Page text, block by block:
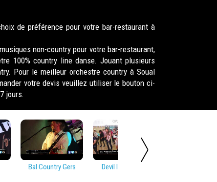
de préférence pour votre bar-restaurant à
non-country pour votre bar-restaurant,
100% country line danse. Jouant plusieurs
Pour le meilleur orchestre country à Soual
votre devis veuillez utiliser le bouton ci-
jours.
Bal Country Gers Devil In Disguise